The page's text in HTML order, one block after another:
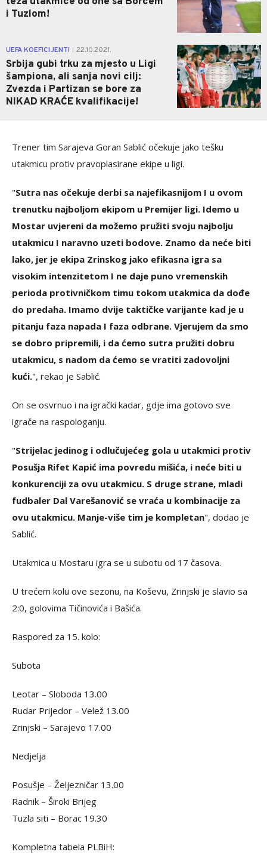
i Tuzlom!
UEFA KOEFICIJENTI 22.10.2021.
Srbija gubi trku za mjesto u Ligi
šampiona, ali sanja novi cilj:
Zvezda i Partizan se bore za
NIKAD KRAĆE kvalifikacije!
0
Trener tim Sarajeva Goran Sablić očekuje jako tešku
utakmicu protiv pravoplasirane ekipe u ligi.
"Sutra nas očekuje derbi sa najefikasnijom I u ovom
trenutku najboljom ekipom u Premijer ligi. Idemo u
Mostar uvjereni da možemo pružiti svoju najbolju
utakmicu I naravno uzeti bodove. Znamo da neće biti
lako, jer je ekipa Zrinskog jako efikasna igra sa
visokim intenzitetom I ne daje puno vremenskih
perioda protivničkom timu tokom utakmica da dođe
do predaha. Imamo dvije taktičke varijante kad je u
pitanju faza napada I faza odbrane. Vjerujem da smo
se dobro pripremili, i da ćemo sutra pružiti dobru
utakmicu, s nadom da ćemo se vratiti zadovoljni
kući.", rekao je Sablić.
On se osvrnuo i na igrački kadar, gdje ima gotovo sve
igrače na raspologanju.
"Strijelac jedinog i odlučujećeg gola u utakmici protiv
Posušja Rifet Kapić ima povredu mišića, i neće biti u
konkurenciji za ovu utakmicu. S druge strane, mladi
fudbaler Dal Varešanović se vraća u kombinacije za
ovu utakmicu. Manje-više tim je kompletan", dodao je
Sablić.
Utakmica u Mostaru igra se u subotu od 17 časova.
U trećem kolu ove sezonu, na Koševu, Zrinjski je slavio sa
2:0, golovima Tičinovića i Bašića.
Raspored za 15. kolo:
Subota
Leotar – Sloboda 13.00
Rudar Prijedor – Velež 13.00
Zrinjski – Sarajevo 17.00
Nedjelja
Posušje – Željezničar 13.00
Radnik – Široki Brijeg
Tuzla siti – Borac 19.30
Kompletna tabela PLBiH: